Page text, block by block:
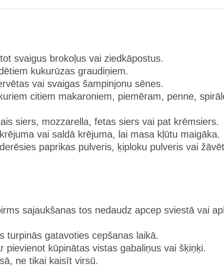
svaigus brokoļus vai ziedkāpostus.
kukurūzas graudiņiem.
vai svaigas šampinjonu sēnes.
citiem makaroniem, piemēram, penne,
siers, mozzarella, fetas siers vai pat krēmsiers.
vai saldā krējuma, lai masa kļūtu maigāka.
paprikas pulveris, ķiploku pulveris vai
sajaukšanas tos nedaudz apcep sviestā vai
turpinās gatavoties cepšanas laikā.
pievienot kūpinātas vistas gabaliņus vai šķiņķi.
ne tikai kaisīt virsū.